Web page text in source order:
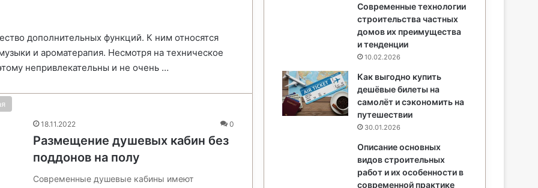
дополнительных функций. К ним относятся
и ароматерапия. Несмотря на техническое
непривлекательны и не очень …
18.11.2022 0
Размещение душевых кабин без
поддонов на полу
Современные душевые кабины имеют
Современные технологии
строительства частных
домов их преимущества
и тенденции
10.02.2026
Как выгодно купить
дешёвые билеты на
самолёт и сэкономить на
путешествии
30.01.2026
Описание основных
видов строительных
работ и их особенности в
современной практике